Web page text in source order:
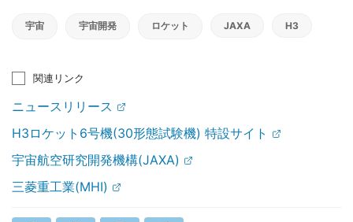
宇宙 宇宙開発 ロケット JAXA H3
関連リンク
ニュースリリース
H3ロケット6号機(30形態試験機) 特設サイト
宇宙航空研究開発機構(JAXA)
三菱重工業(MHI)